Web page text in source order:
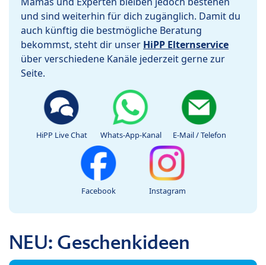
und sind weiterhin für dich zugänglich. Damit du
auch künftig die bestmögliche Beratung
bekommst, steht dir unser HiPP Elternservice
über verschiedene Kanäle jederzeit gerne zur
Seite.
HiPP Live Chat Whats-App-Kanal E-Mail / Telefon
Facebook Instagram
NEU: Geschenkideen